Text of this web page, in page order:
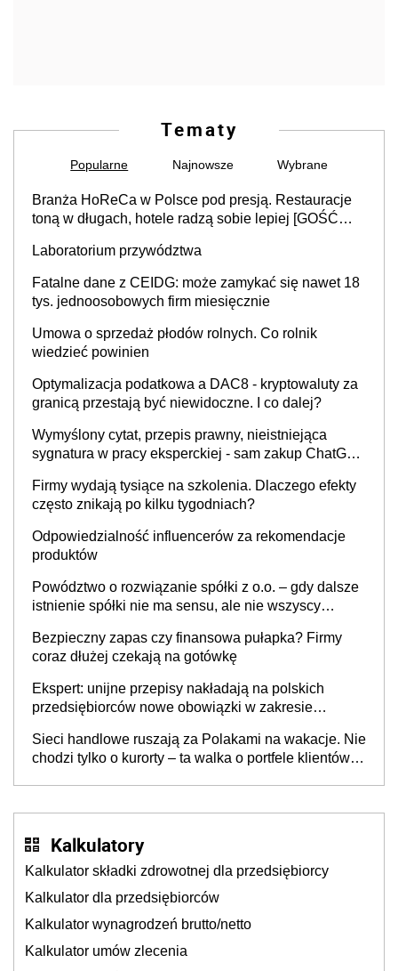
Tematy
Popularne Najnowsze Wybrane
Branża HoReCa w Polsce pod presją. Restauracje
toną w długach, hotele radzą sobie lepiej [GOŚĆ
Laboratorium przywództwa
Fatalne dane z CEIDG: może zamykać się nawet 18
tys. jednoosobowych firm miesięcznie
Umowa o sprzedaż płodów rolnych. Co rolnik
wiedzieć powinien
Optymalizacja podatkowa a DAC8 - kryptowaluty za
granicą przestają być niewidoczne. I co dalej?
Wymyślony cytat, przepis prawny, nieistniejąca
sygnatura w pracy eksperckiej - sam zakup ChatGPT
Firmy wydają tysiące na szkolenia. Dlaczego efekty
często znikają po kilku tygodniach?
Odpowiedzialność influencerów za rekomendacje
produktów
Powództwo o rozwiązanie spółki z o.o. – gdy dalsze
istnienie spółki nie ma sensu, ale nie wszyscy
Bezpieczny zapas czy finansowa pułapka? Firmy
coraz dłużej czekają na gotówkę
Ekspert: unijne przepisy nakładają na polskich
przedsiębiorców nowe obowiązki w zakresie
Sieci handlowe ruszają za Polakami na wakacje. Nie
chodzi tylko o kurorty – ta walka o portfele klientów
Kalkulatory
Kalkulator składki zdrowotnej dla przedsiębiorcy
Kalkulator dla przedsiębiorców
Kalkulator wynagrodzeń brutto/netto
Kalkulator umów zlecenia